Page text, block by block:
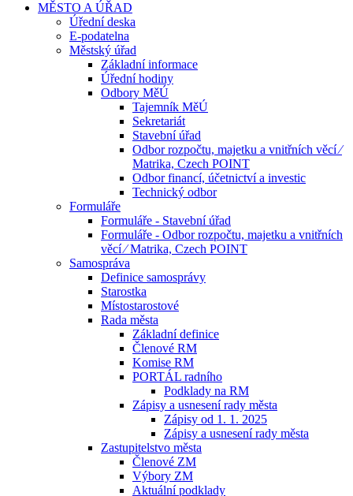
MĚSTO A ÚŘAD
Úřední deska
E-podatelna
Městský úřad
Základní informace
Úřední hodiny
Odbory MěÚ
Tajemník MěÚ
Sekretariát
Stavební úřad
Odbor rozpočtu, majetku a vnitřních věcí ⁄
Matrika, Czech POINT
Odbor financí, účetnictví a investic
Technický odbor
Formuláře
Formuláře - Stavební úřad
Formuláře - Odbor rozpočtu, majetku a vnitřních
věcí ⁄ Matrika, Czech POINT
Samospráva
Definice samosprávy
Starostka
Místostarostové
Rada města
Základní definice
Členové RM
Komise RM
PORTÁL radního
Podklady na RM
Zápisy a usnesení rady města
Zápisy od 1. 1. 2025
Zápisy a usnesení rady města
Zastupitelstvo města
Členové ZM
Výbory ZM
Aktuální podklady